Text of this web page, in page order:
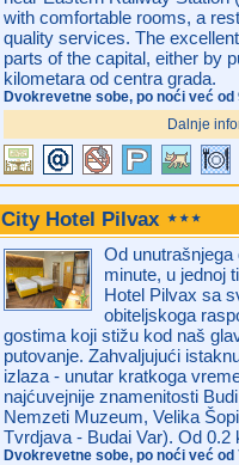
with comfortable rooms, a
quality services. The
parts of the capital, either by
kilometara od centra grada.
Dvokrevetne sobe, po noći već od
Dalnje
City Hotel Pilvax
Od
minute, u jednoj
Hotel Pilvax sa
obiteljskoga
gostima koji stižu kod naš
putovanje. Zahvaljujući
izlaza - unutar kratkoga
najćuvejnije znamenitosti
Nemzeti Muzeum, Velika
Tvrdjava - Budai Var). Od 0.2
Dvokrevetne sobe, po noći već od